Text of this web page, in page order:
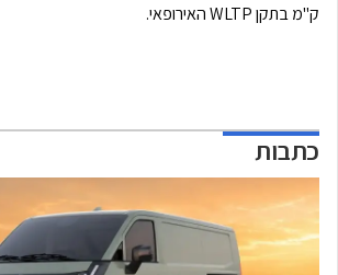
ק"מ בתקן WLTP האירופאי.
כתבות